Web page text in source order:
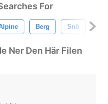
For
Berg Snö
Ner Den Här Filen